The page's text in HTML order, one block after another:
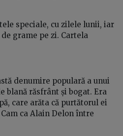
speciale, cu zilele lunii, iar
grame pe zi. Cartela
denumire populară a unui
blană răsfrânt și bogat. Era
care arăta că purtătorul ei
ca Alain Delon între